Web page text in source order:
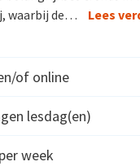
waarbij de…
Lees
of online
lesdag(en)
week